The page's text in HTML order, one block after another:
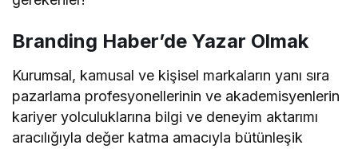
Branding Haber’de Yazar Olmak
Kurumsal, kamusal ve kişisel markaların yanı sıra
pazarlama profesyonellerinin ve akademisyenlerin
kariyer yolculuklarına bilgi ve deneyim aktarımı
aracılığıyla değer katma amacıyla bütünleşik